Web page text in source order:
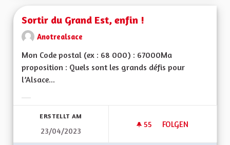
Sortir du Grand Est, enfin !
Anotrealsace
Mon Code postal (ex : 68 000) : 67000Ma
proposition : Quels sont les grands défis pour
l’Alsace...
ERSTELLT AM
23/04/2023
55 55 FOLLOWER
FOLGEN
SORTIR DU GRAND